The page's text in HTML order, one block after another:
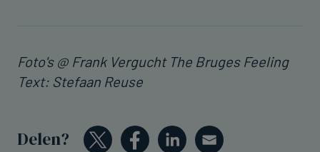
Foto's @ Frank Vergucht The Bruges Feeling
Text: Stefaan Reuse
Delen?